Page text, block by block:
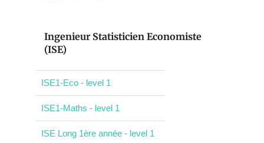
Ingenieur Statisticien Economiste
(ISE)
ISE1-Eco - level 1
ISE1-Maths - level 1
ISE Long 1ère année - level 1